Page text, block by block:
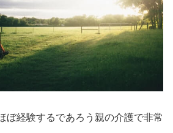
ぼ経験するであろう親の介護で非常